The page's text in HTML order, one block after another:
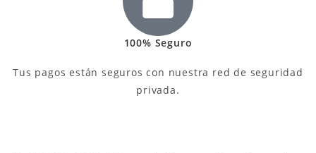
100% Seguro
Tus pagos están seguros con nuestra red de seguridad
privada.